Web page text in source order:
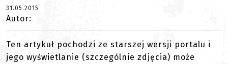
31.05.2015
Autor:
Ten artykuł pochodzi ze starszej wersji portalu i
jego wyświetlanie (szczególnie zdjęcia) może